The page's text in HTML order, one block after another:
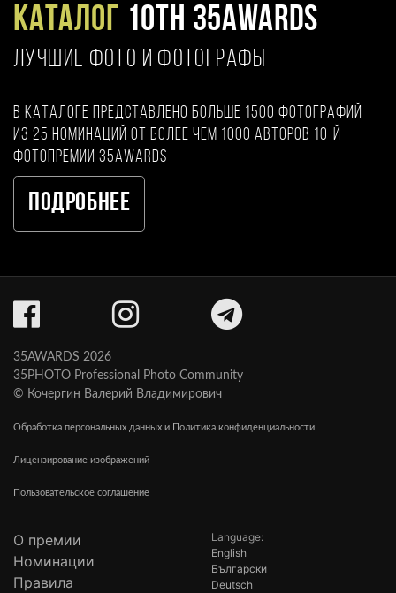
Каталог 10TH 35AWARDS
ЛУЧШИЕ ФОТО И ФОТОГРАФЫ
В каталоге представлено больше 1500 фотографий
из 25 номинаций от более чем 1000 авторов 10-й
фотопремии 35AWARDS
Подробнее
35AWARDS 2026
35PHOTO Professional Photo Community
© Кочергин Валерий Владимирович
Обработка персональных данных и Политика конфиденциальности
Лицензирование изображений
Пользовательское соглашение
О премии
Номинации
Правила
Language:
English
Български
Deutsch